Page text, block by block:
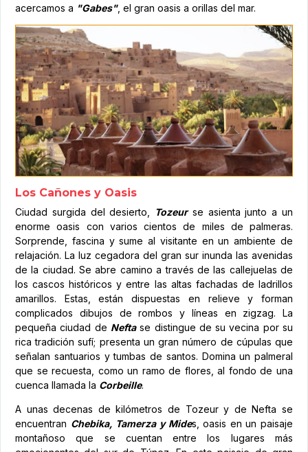
acercamos a "Gabes", el gran oasis a orillas del mar.
Los Cañones y Oasis
Ciudad surgida del desierto, Tozeur se asienta junto a un
enorme oasis con varios cientos de miles de palmeras.
Sorprende, fascina y sume al visitante en un ambiente de
relajación. La luz cegadora del gran sur inunda las avenidas
de la ciudad. Se abre camino a través de las callejuelas de
los cascos históricos y entre las altas fachadas de ladrillos
amarillos. Estas, están dispuestas en relieve y forman
complicados dibujos de rombos y líneas en zigzag. La
pequeña ciudad de Neftase distingue de su vecina por su
rica tradición sufí; presenta un gran número de cúpulas que
señalan santuarios y tumbas de santos. Domina un palmeral
que se recuesta, como un ramo de flores, al fondo de una
cuenca llamada la Corbeille.
A unas decenas de kilómetros de Tozeur y de Nefta se
encuentran Chebika, Tamerza y Mides, oasis en un paisaje
montañoso que se cuentan entre los lugares más